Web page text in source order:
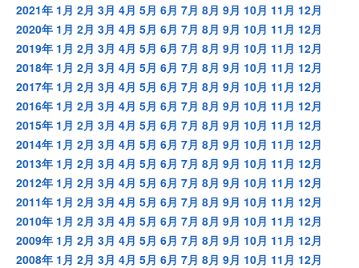
2021年 1月 2月 3月 4月 5月 6月 7月 8月 9月 10月 11月 12月
2020年 1月 2月 3月 4月 5月 6月 7月 8月 9月 10月 11月 12月
2019年 1月 2月 3月 4月 5月 6月 7月 8月 9月 10月 11月 12月
2018年 1月 2月 3月 4月 5月 6月 7月 8月 9月 10月 11月 12月
2017年 1月 2月 3月 4月 5月 6月 7月 8月 9月 10月 11月 12月
2016年 1月 2月 3月 4月 5月 6月 7月 8月 9月 10月 11月 12月
2015年 1月 2月 3月 4月 5月 6月 7月 8月 9月 10月 11月 12月
2014年 1月 2月 3月 4月 5月 6月 7月 8月 9月 10月 11月 12月
2013年 1月 2月 3月 4月 5月 6月 7月 8月 9月 10月 11月 12月
2012年 1月 2月 3月 4月 5月 6月 7月 8月 9月 10月 11月 12月
2011年 1月 2月 3月 4月 5月 6月 7月 8月 9月 10月 11月 12月
2010年 1月 2月 3月 4月 5月 6月 7月 8月 9月 10月 11月 12月
2009年 1月 2月 3月 4月 5月 6月 7月 8月 9月 10月 11月 12月
2008年 1月 2月 3月 4月 5月 6月 7月 8月 9月 10月 11月 12月